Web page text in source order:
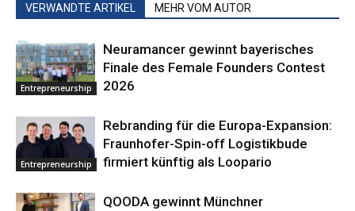
VERWANDTE ARTIKEL MEHR VOM AUTOR
Entrepreneurship
Neuramancer gewinnt bayerisches
Finale des Female Founders Contest
2026
Entrepreneurship
Rebranding für die Europa-Expansion:
Fraunhofer-Spin-off Logistikbude
firmiert künftig als Loopario
QOODA gewinnt Münchner